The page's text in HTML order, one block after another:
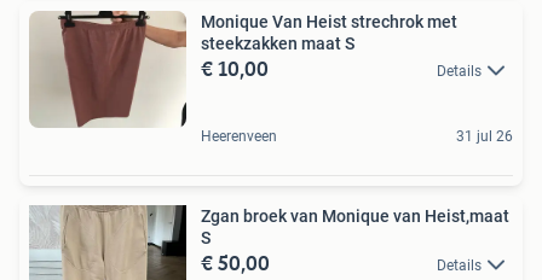
Monique Van Heist strechrok met
steekzakken maat S
€ 10,00 Details
Heerenveen 31 jul 26
Zgan broek van Monique van Heist,maat
S
€ 50,00 Details